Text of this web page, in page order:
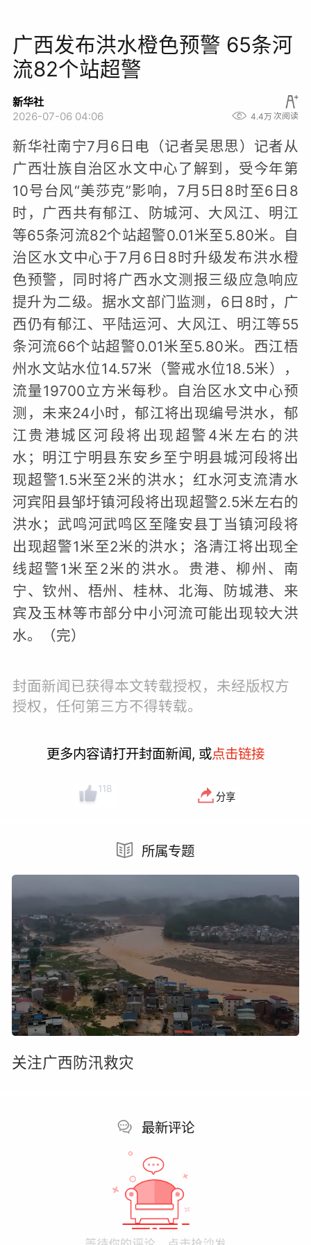
广西发布洪水橙色预警 65条河
流82个站超警
新华社
2026-07-06 04:06
4.4万 次阅读
新华社南宁7月6日电（记者吴思思）记者从
广西壮族自治区水文中心了解到，受今年第
10号台风“美莎克”影响，7月5日8时至6日8
时，广西共有郁江、防城河、大风江、明江
等65条河流82个站超警0.01米至5.80米。自
治区水文中心于7月6日8时升级发布洪水橙
色预警，同时将广西水文测报三级应急响应
提升为二级。据水文部门监测，6日8时，广
西仍有郁江、平陆运河、大风江、明江等55
条河流66个站超警0.01米至5.80米。西江梧
州水文站水位14.57米（警戒水位18.5米），
流量19700立方米每秒。自治区水文中心预
测，未来24小时，郁江将出现编号洪水，郁
江贵港城区河段将出现超警4米左右的洪
水；明江宁明县东安乡至宁明县城河段将出
现超警1.5米至2米的洪水；红水河支流清水
河宾阳县邹圩镇河段将出现超警2.5米左右的
洪水；武鸣河武鸣区至隆安县丁当镇河段将
出现超警1米至2米的洪水；洛清江将出现全
线超警1米至2米的洪水。贵港、柳州、南
宁、钦州、梧州、桂林、北海、防城港、来
宾及玉林等市部分中小河流可能出现较大洪
水。（完）
封面新闻已获得本文转载授权，未经版权方
授权，任何第三方不得转载。
更多内容请打开封面新闻, 或点击链接
118
分享
所属专题
关注广西防汛救灾
最新评论